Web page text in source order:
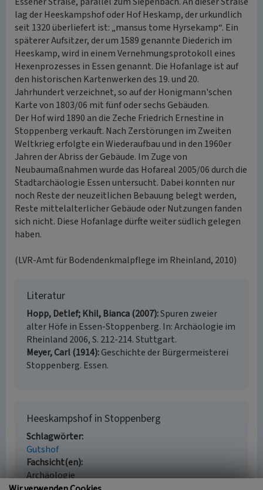
lag der Heeskampshof oder Hof Heskamp, der urkundlich
seit 1320 überliefert ist: „mansus tome Hyrsekamp“. Ein
späterer Aufsitzer, der um 1589 genannte Diederich im
Heeskamp, wird in einem Vernehmungsprotokoll eines
Hexenprozesses in Essen genannt. Die Hofanlage ist auf
den historischen Kartenwerken des 19. und 20.
Jahrhundert verzeichnet, so auf der Honigmann'schen
Karte von 1803/06 mit fünf oder sechs Gebäuden.
Der Hof wird 1890 an die Zeche Friedrich Ernestine in
Stoppenberg verkauft. Nach Zerstörungen im Zweiten
Weltkrieg erfolgte ein Wiederaufbau und in den 1960er
Jahren der Abriss der Gebäude. Im Zuge von
Neubaumaßnahmen wurde das Hofareal 2005/06 durch die
Stadtarchäologie Essen untersucht. Dabei konnten nur
noch Reste der neuzeitlichen Bebauung belegt werden,
Reste mittelalterlicher Gebäude oder Nutzungen fanden
sich nicht. Diese Hofanlage dürfte weiter südlich gelegen
haben.
(LVR-Amt für Bodendenkmalpflege im Rheinland, 2010)
Literatur
Hopp, Detlef; Khil, Bianca (2007) Spuren zweier
alter Höfe in Essen-Stoppenberg. In: Archäologie im
Rheinland 2006, S. 212-214. Stuttgart.
Meyer, Carl (1914) Geschichte der Bürgermeisterei
Stoppenberg. Essen.
Heeskampshof in Stoppenberg
Schlagwörter
Gutshof
Fachsicht(en)
Archäologie